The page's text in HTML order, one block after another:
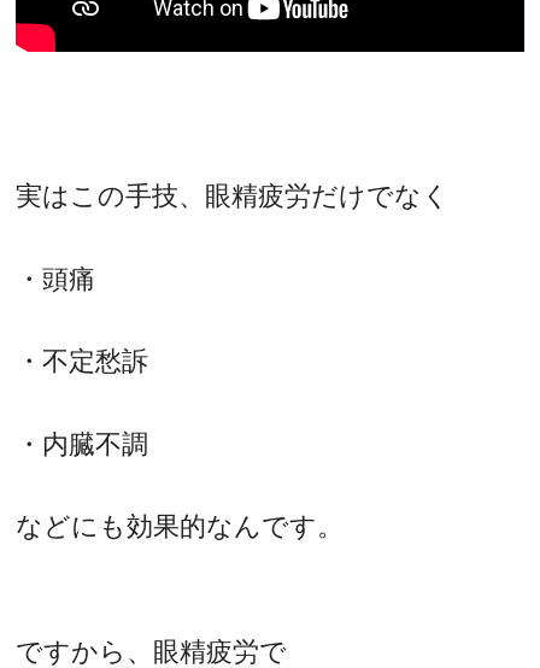
実はこの手技、眼精疲労だけでなく
・頭痛
・不定愁訴
・内臓不調
などにも効果的なんです。
ですから、眼精疲労で